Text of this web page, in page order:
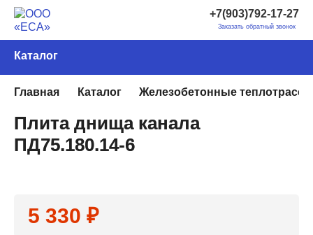
+7(903)792-17-27
Заказать обратный звонок
Каталог
Главная Каталог Железобетонные
Плита днища канала
ПД75.180.14-6
5 330 ₽